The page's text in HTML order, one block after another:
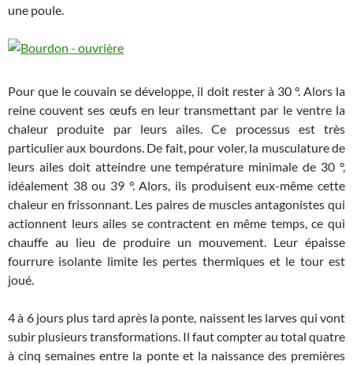
une poule.
Pour que le couvain se développe, il doit rester à 30 °. Alors la
reine couvent ses œufs en leur transmettant par le ventre la
chaleur produite par leurs ailes. Ce processus est très
particulier aux bourdons. De fait, pour voler, la musculature de
leurs ailes doit atteindre une température minimale de 30 °,
idéalement 38 ou 39 °. Alors, ils produisent eux-même cette
chaleur en frissonnant. Les paires de muscles antagonistes qui
actionnent leurs ailes se contractent en même temps, ce qui
chauffe au lieu de produire un mouvement. Leur épaisse
fourrure isolante limite les pertes thermiques et le tour est
joué.
4 à 6 jours plus tard après la ponte, naissent les larves qui vont
subir plusieurs transformations. Il faut compter au total quatre
à cinq semaines entre la ponte et la naissance des premières